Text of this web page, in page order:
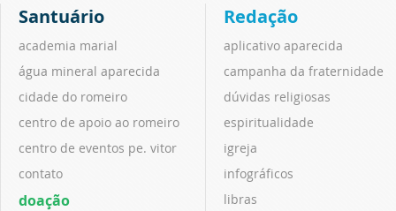
Santuário
academia marial
água mineral aparecida
cidade do romeiro
centro de apoio ao romeiro
centro de eventos pe. vitor
contato
doação
Redação
aplicativo aparecida
campanha da fraternidade
dúvidas religiosas
espiritualidade
igreja
infográficos
libras